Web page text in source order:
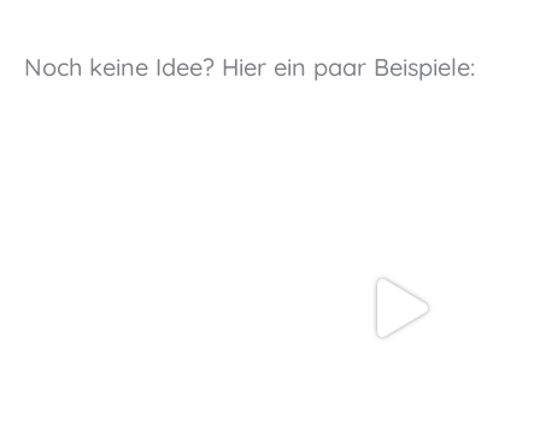
Noch keine Idee? Hier ein paar Beispiele: